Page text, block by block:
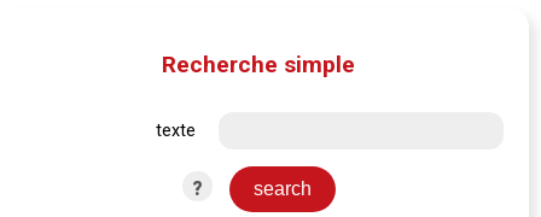
Recherche simple
texte
?